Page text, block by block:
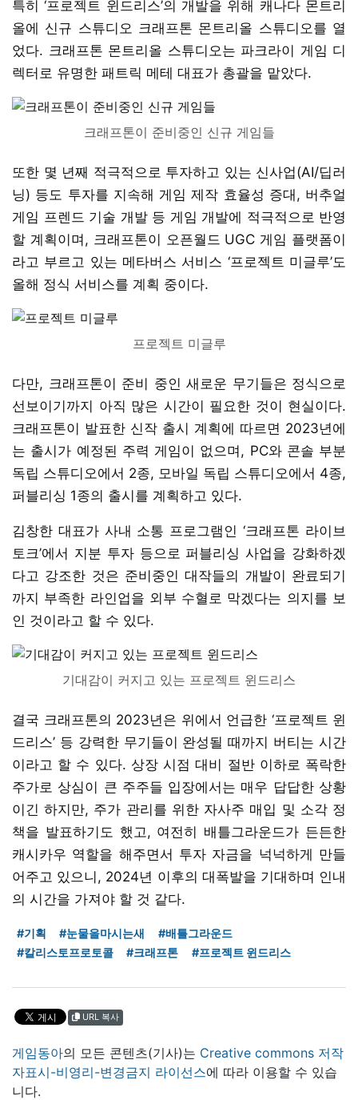
특히 ‘프로젝트 윈드리스’의 개발을 위해 캐나다 몬트리
올에 신규 스튜디오 크래프톤 몬트리올 스튜디오를 열
었다. 크래프톤 몬트리올 스튜디오는 파크라이 게임 디
렉터로 유명한 패트릭 메테 대표가 총괄을 맡았다.
크래프톤이 준비중인 신규 게임들
또한 몇 년째 적극적으로 투자하고 있는 신사업(AI/딥러
닝) 등도 투자를 지속해 게임 제작 효율성 증대, 버추얼
게임 프렌드 기술 개발 등 게임 개발에 적극적으로 반영
할 계획이며, 크래프톤이 오픈월드 UGC 게임 플랫폼이
라고 부르고 있는 메타버스 서비스 ‘프로젝트 미글루’도
올해 정식 서비스를 계획 중이다.
프로젝트 미글루
다만, 크래프톤이 준비 중인 새로운 무기들은 정식으로
선보이기까지 아직 많은 시간이 필요한 것이 현실이다.
크래프톤이 발표한 신작 출시 계획에 따르면 2023년에
는 출시가 예정된 주력 게임이 없으며, PC와 콘솔 부분
독립 스튜디오에서 2종, 모바일 독립 스튜디오에서 4종,
퍼블리싱 1종의 출시를 계획하고 있다.
김창한 대표가 사내 소통 프로그램인 ‘크래프톤 라이브
토크’에서 지분 투자 등으로 퍼블리싱 사업을 강화하겠
다고 강조한 것은 준비중인 대작들의 개발이 완료되기
까지 부족한 라인업을 외부 수혈로 막겠다는 의지를 보
인 것이라고 할 수 있다.
기대감이 커지고 있는 프로젝트 윈드리스
결국 크래프톤의 2023년은 위에서 언급한 ‘프로젝트 윈
드리스’ 등 강력한 무기들이 완성될 때까지 버티는 시간
이라고 할 수 있다. 상장 시점 대비 절반 이하로 폭락한
주가로 상심이 큰 주주들 입장에서는 매우 답답한 상황
이긴 하지만, 주가 관리를 위한 자사주 매입 및 소각 정
책을 발표하기도 했고, 여전히 배틀그라운드가 든든한
캐시카우 역할을 해주면서 투자 자금을 넉넉하게 만들
어주고 있으니, 2024년 이후의 대폭발을 기대하며 인내
의 시간을 가져야 할 것 같다.
#기획 #눈물을마시는새
#배틀그라운드
#칼리스토프로토콜
#크래프톤 #프로젝트 윈드리스
URL 복사
게임동아의 모든 콘텐츠(기사)는 Creative commons 저작
자표시-비영리-변경금지 라이선스에 따라 이용할 수 있습
니다.